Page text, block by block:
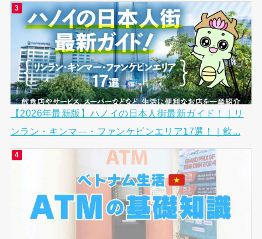
【2026年最新版】ハノイの日本人街最新ガイド！｜リ
ンラン・キンマ―・ファンケビンエリア17選！｜飲...